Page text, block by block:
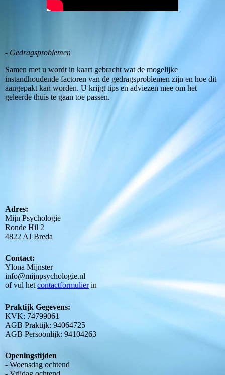
- Gedragsproblemen
Samen met u wordt in kaart gebracht wat de mogelijke
instandhoudende factoren van de gedragsproblemen zijn en hoe dit
aangepakt kan worden. U krijgt tips en adviezen mee om het
geleerde thuis te gaan toe passen.
Adres:
Mijn Psychologie
Ronde Hil 2
4822 AJ Breda
Contact:
Ylona Mijnster
info@mijnpsychologie.nl
of vul het contactformulierin
Praktijk Gegevens:
KVK: 74799061
AGB Praktijk: 94064725
AGB Persoonlijk: 94104263
Openingstijden
- Woensdag ochtend